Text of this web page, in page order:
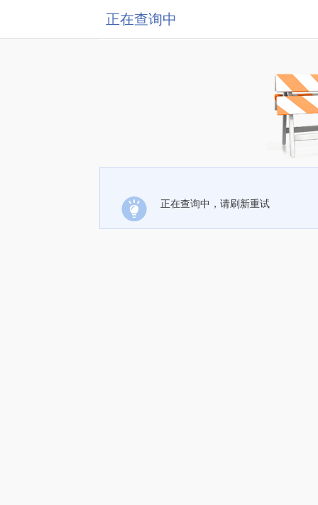
正在查询中
正在查询中，请刷新重试